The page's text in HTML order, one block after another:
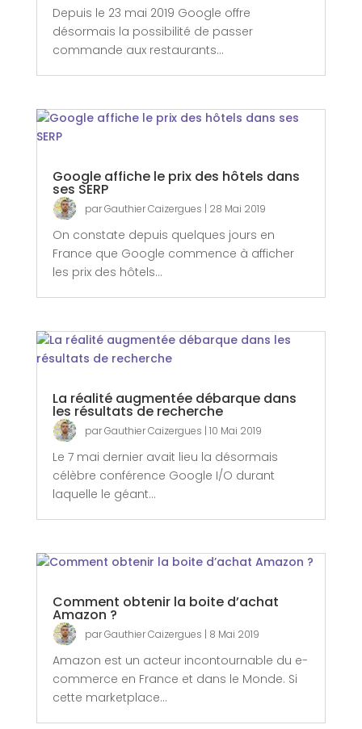
Depuis le 23 mai 2019 Google offre
désormais la possibilité de passer
commande aux restaurants...
Google affiche le prix des hôtels dans
ses SERP
parGauthier Caizergues | 28 Mai 2019
On constate depuis quelques jours en
France que Google commence à afficher
les prix des hôtels...
La réalité augmentée débarque dans
les résultats de recherche
parGauthier Caizergues | 10 Mai 2019
Le 7 mai dernier avait lieu la désormais
célèbre conférence Google I/O durant
laquelle le géant...
Comment obtenir la boite d’achat
Amazon ?
parGauthier Caizergues | 8 Mai 2019
Amazon est un acteur incontournable du e-
commerce en France et dans le Monde. Si
cette marketplace...